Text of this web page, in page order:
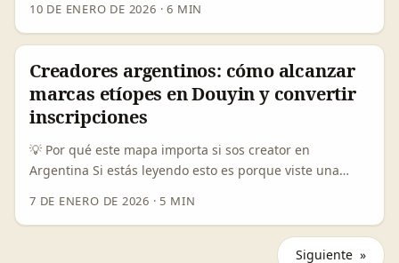
playlisting tradicional ni con pauta fría. Los creadores
con buena curaduría) son quienes convierten un track
en tendencia local. La pregunta real que tenés que
resolver es: ¿dónde están esos creadores, cómo
validarlos y cómo activarlos para que su contenido
impulse streams, saves y fandom real en Apple Music?
...
10 DE ENERO DE 2026 ·6 MIN
Creadores argentinos: cómo alcanzar
marcas etíopes en Douyin y convertir
inscripciones
💡 Por qué este mapa importa si sos creator en
Argentina Si estás leyendo esto es porque viste una
formación digital, upskilling para su equipo o cursos
marcas se anoten en tu curso online. No es fantasía: el
7 DE ENERO DE 2026 · 5 MIN
Siguiente »